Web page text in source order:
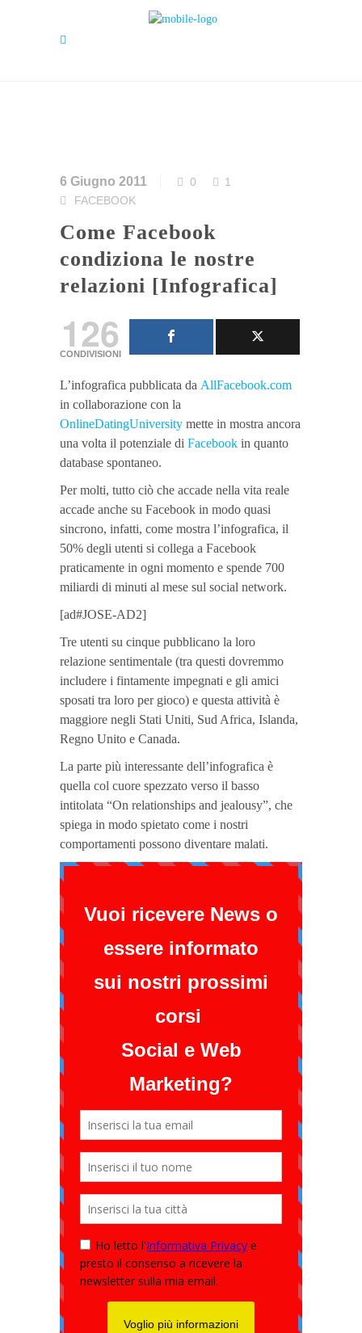
6 Giugno 2011 0
1
FACEBOOK
Come Facebook
condiziona le nostre
relazioni [Infografica]
126
CONDIVISIONI
L’infografica pubblicata da AllFacebook.com
in collaborazione con la
OnlineDatingUniversity mette in mostra ancora
una volta il potenziale di Facebook in quanto
database spontaneo.
Per molti, tutto ciò che accade nella vita reale
accade anche su Facebook in modo quasi
sincrono, infatti, come mostra l’infografica, il
50% degli utenti si collega a Facebook
praticamente in ogni momento e spende 700
miliardi di minuti al mese sul social network.
[ad#JOSE-AD2]
Tre utenti su cinque pubblicano la loro
relazione sentimentale (tra questi dovremmo
includere i fintamente impegnati e gli amici
sposati tra loro per gioco) e questa attività è
maggiore negli Stati Uniti, Sud Africa, Islanda,
Regno Unito e Canada.
La parte più interessante dell’infografica è
quella col cuore spezzato verso il basso
intitolata “On relationships and jealousy”, che
spiega in modo spietato come i nostri
comportamenti possono diventare malati.